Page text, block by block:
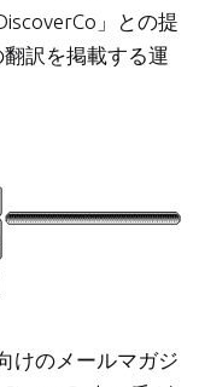
」との提
訳を掲載する運
けのメールマガジ